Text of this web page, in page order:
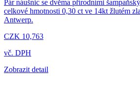
Pár náušnic se dvěma přírodními
celkové hmotnosti 0,30 ct ve 14kt žlutém
Antwerp.
CZK 10,763
vč. DPH
Zobrazit detail